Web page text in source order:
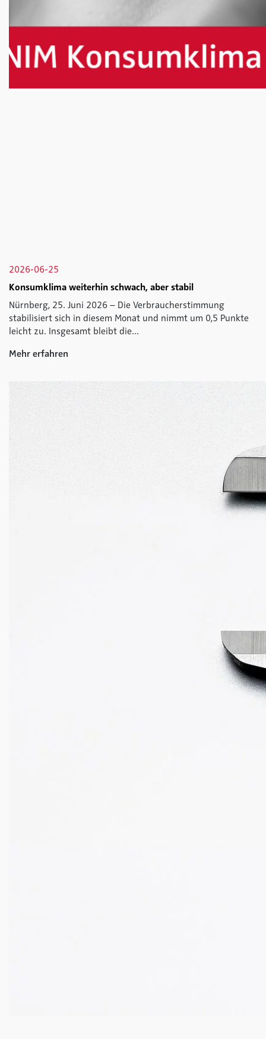
2026-06-25
Konsumklima weiterhin schwach, aber stabil
Nürnberg, 25. Juni 2026 – Die Verbraucherstimmung
stabilisiert sich in diesem Monat und nimmt um 0,5 Punkte
leicht zu. Insgesamt bleibt die...
Mehr erfahren